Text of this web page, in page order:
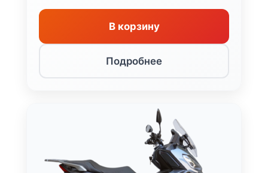
В корзину
Подробнее